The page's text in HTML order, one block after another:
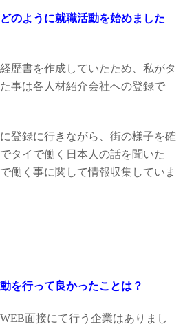
のように就職活動を始めました
歴書を作成していたため、私がタ
事は各人材紹介会社への登録で
登録に行きながら、街の様子を確
タイで働く日本人の話を聞いた
働く事に関して情報収集していま
を行って良かったことは？
面接にて行う企業はありまし